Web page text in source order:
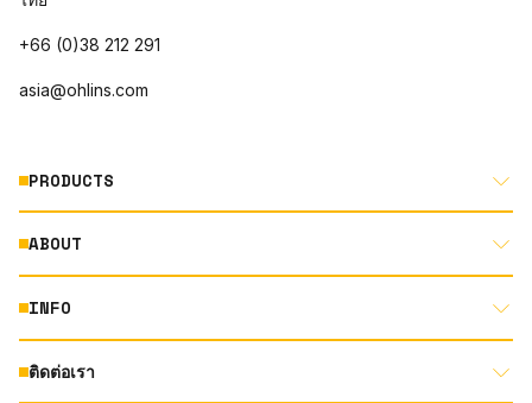
+66 (0)38 212 291
asia@ohlins.com
PRODUCTS
MOTORCYCLE
AUTOMOTIVE
ABOUT
ABOUT US
RACING
INFO
DOCUMENT LIBRARY
ติดต่อเรา